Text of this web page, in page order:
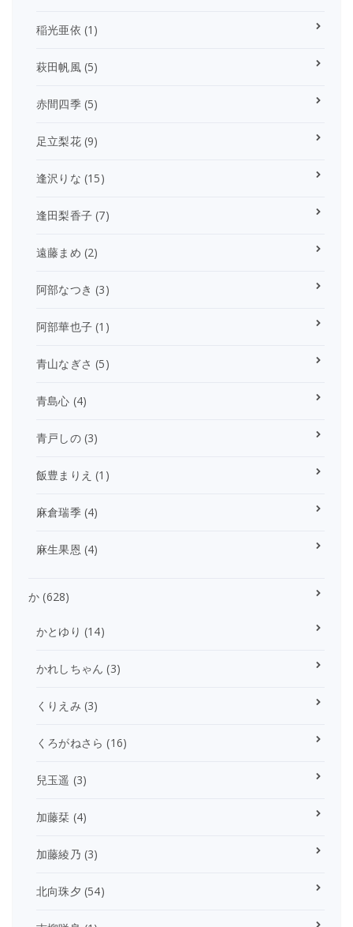
稲光亜依 (1)
萩田帆風(5)
赤間四季(5)
足立梨花(9)
逢沢りな (15)
逢田梨香子 (7)
遠藤まめ (2)
阿部なつき (3)
阿部華也子 (1)
青山なぎさ (5)
青島心 (4)
青戸しの(3)
飯豊まりえ (1)
麻倉瑞季(4)
麻生果恩 (4)
か (628)
かとゆり (14)
かれしちゃん (3)
くりえみ (3)
くろがねさら (16)
兒玉遥 (3)
加藤栞 (4)
加藤綾乃 (3)
北向珠夕 (54)